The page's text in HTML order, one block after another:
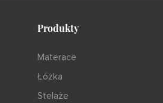
Produkty
Materace
Łóżka
Stelaże